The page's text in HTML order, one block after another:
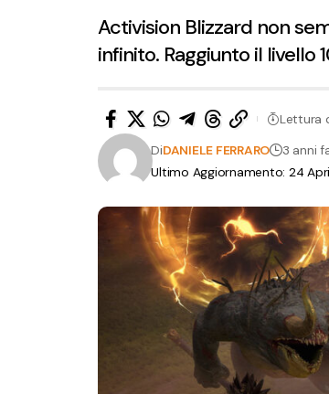
Activision Blizzard non
infinito. Raggiunto il
Ultimo Aggiornamento: 24
DiDANIELE FERRARO 3 anni
Lettura